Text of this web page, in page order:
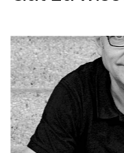
die
La Scintilla hat